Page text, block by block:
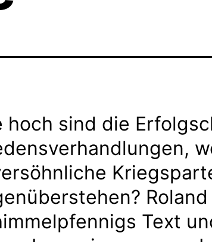
hoch sind die
Roland
Text